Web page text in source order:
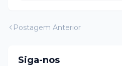
Postagem Anterior
Siga-nos